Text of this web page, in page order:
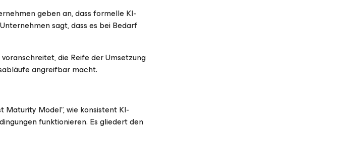
geben an, dass formelle KI-
sagt, dass es bei Bedarf
die Reife der Umsetzung
angreifbar macht.
Model“, wie konsistent KI-
funktionieren. Es gliedert den